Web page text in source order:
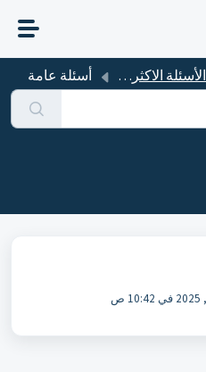
الأسئلة الاكثر شيوعاً أسئلة عامة